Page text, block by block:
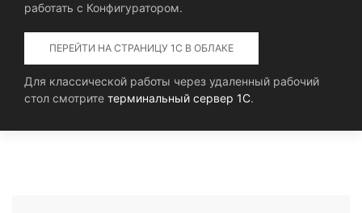
работать с Конфигуратором.
ПЕРЕЙТИ НА СТРАНИЦУ 1С В ОБЛАКЕ
Для классической работы через удаленный рабочий
стол смотрите терминальный сервер 1С.